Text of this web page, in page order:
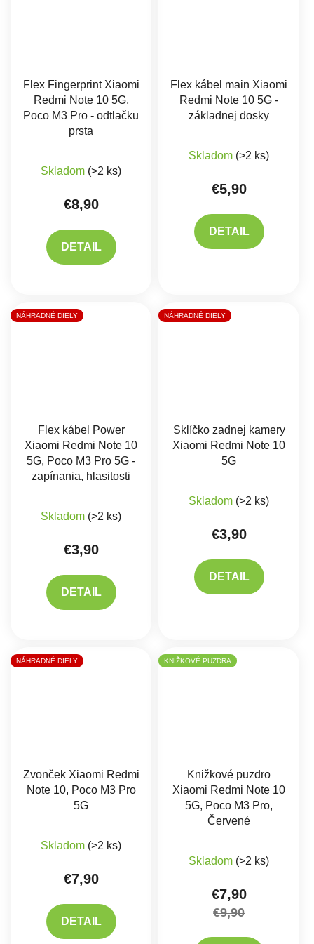
Flex Fingerprint Xiaomi
Redmi Note 10 5G,
Poco M3 Pro - odtlačku
prsta
Skladom (>2 ks)
€8,90
DETAIL
Flex kábel main Xiaomi
Redmi Note 10 5G -
základnej dosky
Skladom (>2 ks)
€5,90
DETAIL
NÁHRADNÉ DIELY
Flex kábel Power
Xiaomi Redmi Note 10
5G, Poco M3 Pro 5G -
zapínania, hlasitosti
Skladom (>2 ks)
€3,90
DETAIL
NÁHRADNÉ DIELY
Sklíčko zadnej kamery
Xiaomi Redmi Note 10
5G
Skladom (>2 ks)
€3,90
DETAIL
NÁHRADNÉ DIELY
Zvonček Xiaomi Redmi
Note 10, Poco M3 Pro
5G
Skladom (>2 ks)
€7,90
DETAIL
KNIŽKOVÉ PUZDRA
Knižkové puzdro
Xiaomi Redmi Note 10
5G, Poco M3 Pro,
Červené
Skladom (>2 ks)
€7,90
€9,90